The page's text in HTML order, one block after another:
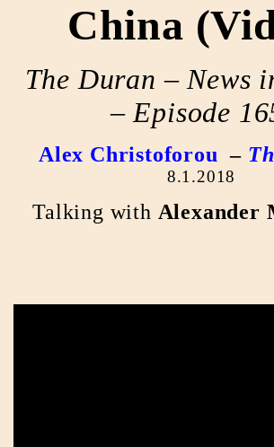
China
The Duran – News
– Episode
Alex Christoforou –
8.1.2018
Talking with Alexander